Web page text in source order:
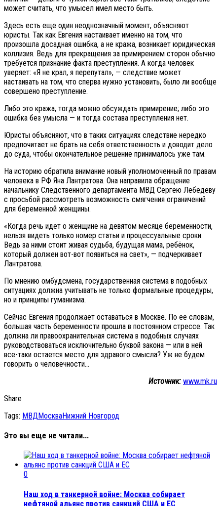
может считать, что умысел имел место быть.
Здесь есть еще один неоднозначный момент, объясняют
юристы. Так как Евгения настаивает именно на том, что
произошла досадная ошибка, а не кража, возникает юридическая
коллизия. Ведь для прекращения за примирением сторон обычно
требуется признание факта преступления. А когда человек
уверяет: «Я не крал, я перепутал», — следствие может
настаивать на том, что сперва нужно установить, было ли вообще
совершено преступление.
Либо это кража, тогда можно обсуждать примирение; либо это
ошибка без умысла — и тогда состава преступления нет.
Юристы объясняют, что в таких ситуациях следствие нередко
предпочитает не брать на себя ответственность и доводит дело
до суда, чтобы окончательное решение принималось уже там.
На историю обратила внимание новый уполномоченный по правам
человека в РФ Яна Лантратова. Она направила обращение
начальнику Следственного департамента МВД Сергею Лебедеву
с просьбой рассмотреть возможность смягчения ограничений
для беременной женщины.
«Когда речь идет о женщине на девятом месяце беременности,
нельзя видеть только номер статьи и процессуальные сроки.
Ведь за ними стоит живая судьба, будущая мама, ребёнок,
который должен вот-вот появиться на свет», — подчеркивает
Лантратова.
По мнению омбудсмена, государственная система в подобных
ситуациях должна учитывать не только формальные процедуры,
но и принципы гуманизма.
Сейчас Евгения продолжает оставаться в Москве. По ее словам,
большая часть беременности прошла в постоянном стрессе. Так
должна ли правоохранительная система в подобных случаях
руководствоваться исключительно буквой закона — или в ней
все-таки остается место для здравого смысла? Уж не будем
говорить о человечности…
Источник: www.mk.ru
Share
Tags: МВДМоскваНижний Новгород
Это вы еще не читали...
0
Наш ход в танкерной войне: Москва собирает
нефтяной альянс против санкций США и ЕС